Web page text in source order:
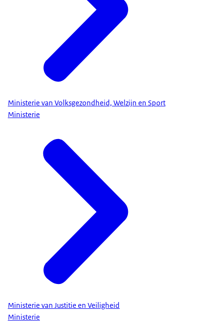
Ministerie van Volksgezondheid, Welzijn en Sport
Ministerie
Ministerie van Justitie en Veiligheid
Ministerie